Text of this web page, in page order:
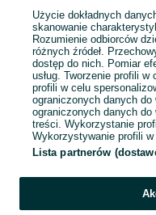
Użycie dokładnych
skanowanie
Rozumienie odbiorców
różnych źródeł.
dostęp do nich. Pomiar
usług. Tworzenie profili
profili w celu
ograniczonych danych
ograniczonych danych
treści. Wykorzystanie
Wykorzystywanie profili
Lista partnerów